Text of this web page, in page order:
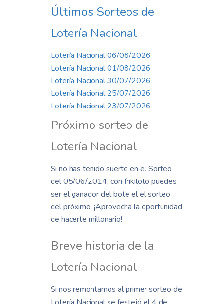
Últimos Sorteos de
Lotería Nacional
Lotería Nacional 06/08/2026
Lotería Nacional 01/08/2026
Lotería Nacional 30/07/2026
Lotería Nacional 25/07/2026
Lotería Nacional 23/07/2026
Próximo sorteo de
Lotería Nacional
Si no has tenido suerte en el Sorteo
del 05/06/2014, con frikiloto puedes
ser el ganador del bote el el sorteo
del próximo. ¡Aprovecha la oportunidad
de hacerte millonario!
Breve historia de la
Lotería Nacional
Si nos remontamos al primer sorteo de